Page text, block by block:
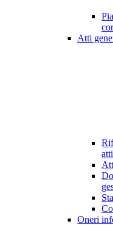
Atti
Oneri